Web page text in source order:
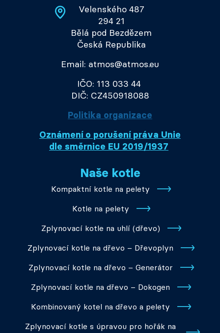
Velenského 487
294 21
Bělá pod Bezdězem
Česká Republika
Email: atmos@atmos.eu
IČO: 113 033 44
DIČ: CZ450918088
Politika organizace
Oznámení o porušení práva Unie
dle směrnice EU 2019/1937
Naše kotle
Kompaktní kotle na pelety
Kotle na pelety
Zplynovací kotle na uhlí (dřevo)
Zplynovací kotle na dřevo – Dřevoplyn
Zplynovací kotle na dřevo – Generátor
Zplynovací kotle na dřevo – Dokogen
Kombinovaný kotel na dřevo a pelety
Zplynovací kotle s úpravou pro hořák na